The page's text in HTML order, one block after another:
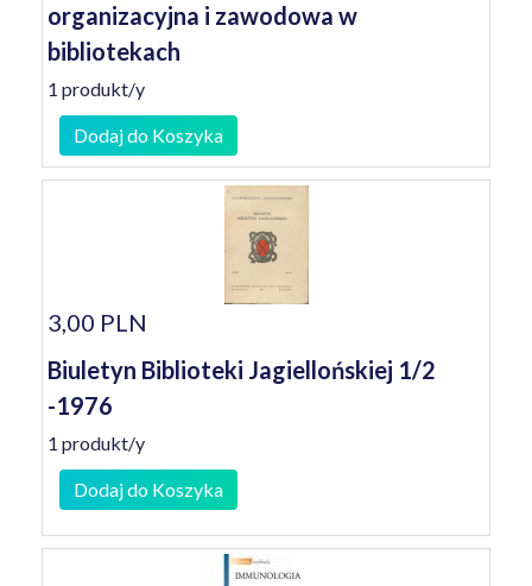
organizacyjna i zawodowa w
bibliotekach
1 produkt/y
Dodaj do Koszyka
3,00 PLN
Biuletyn Biblioteki Jagiellońskiej 1/2
-1976
1 produkt/y
Dodaj do Koszyka